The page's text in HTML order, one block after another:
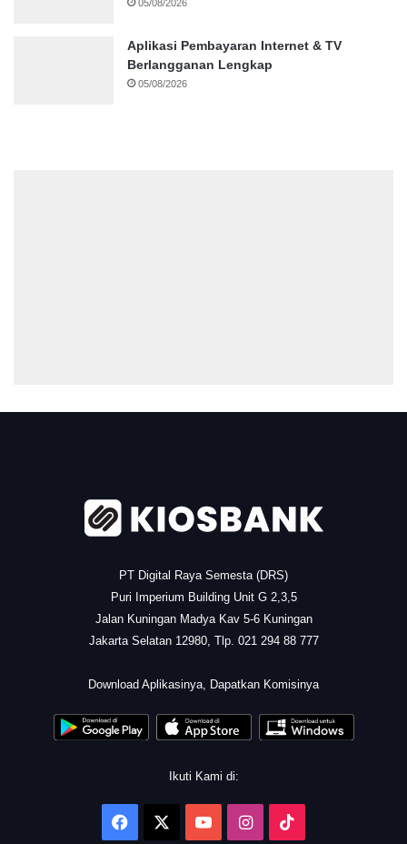
05/08/2026
Aplikasi Pembayaran Internet & TV
Berlangganan Lengkap
05/08/2026
PT Digital Raya Semesta (DRS)
Puri Imperium Building Unit G 2,3,5
Jalan Kuningan Madya Kav 5-6 Kuningan
Jakarta Selatan 12980, Tlp. 021 294 88 777
Download Aplikasinya, Dapatkan Komisinya
Ikuti Kami di:
Facebook YouTubeInstagram